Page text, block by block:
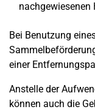
nachgewiesenen
Bei Benutzung
einer
Anstelle der
können auch die